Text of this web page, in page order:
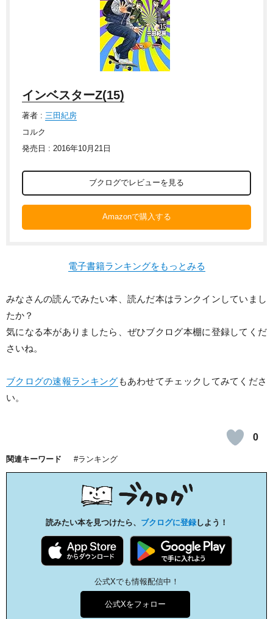
インベスターZ(15)
著者 : 三田紀房
コルク
発売日 : 2016年10月21日
ブクログでレビューを見る
Amazonで購入する
電子書籍ランキングをもっとみる
みなさんの読んでみたい本、読んだ本はランクインしていまし
たか？
気になる本がありましたら、ぜひブクログ本棚に登録してくだ
さいね。
ブクログの速報ランキング もあわせてチェックしてみてくださ
い。
0
関連キーワード ランキング
読みたい本を見つけたら、 ブクログに登録しよう！
公式Xでも情報配信中！
公式Xをフォロー